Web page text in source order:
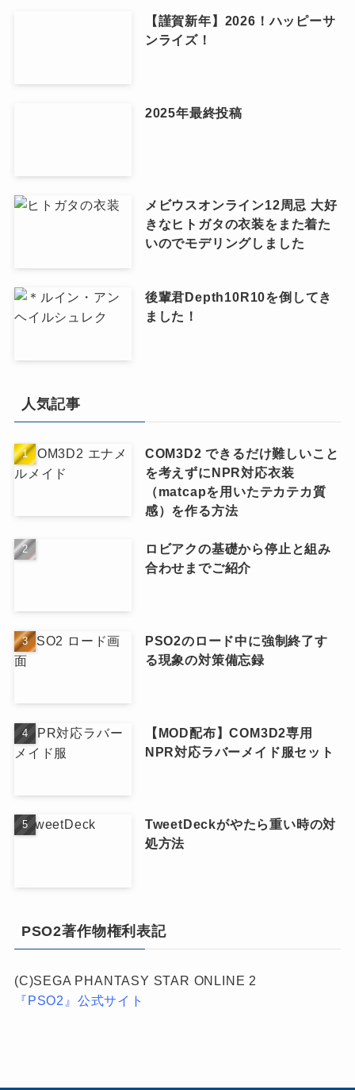
【謹賀新年】2026！ハッピーサ
ンライズ！
2025年最終投稿
メビウスオンライン12周忌 大好
きなヒトガタの衣装をまた着た
いのでモデリングしました
後輩君Depth10R10を倒してき
ました！
人気記事
COM3D2 できるだけ難しいこと
を考えずにNPR対応衣装
（matcapを用いたテカテカ質
感）を作る方法
ロビアクの基礎から停止と組み
合わせまでご紹介
PSO2のロード中に強制終了す
る現象の対策備忘録
【MOD配布】COM3D2専用
NPR対応ラバーメイド服セット
TweetDeckがやたら重い時の対
処方法
PSO2著作物権利表記
(C)SEGA PHANTASY STAR ONLINE 2
『PSO2』公式サイト